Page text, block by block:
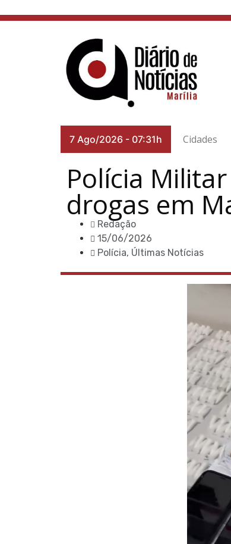
7 Ago/2026 - 07:31h Cidades
Polícia
drogas em
Redação
15/06/2026
Polícia, Últimas Notícias